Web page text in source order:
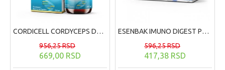
CORDICELL CORDYCEPS DUO ELIKSIR, 200ml
669,00 RSD
956,25 RSD
ESENBAK IMUNO DIGEST PROBIOTIK 10 KAPSULA
417,38 RSD
596,25 RSD